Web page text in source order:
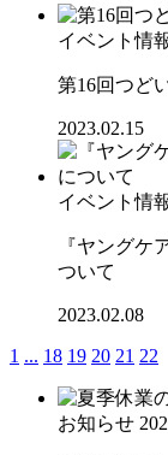
イベント情
第16回つど
2023.02.15
イベント情
『ヤングケ
ついて
2023.02.08
1 ... 18 19 20 21 22
お知らせ